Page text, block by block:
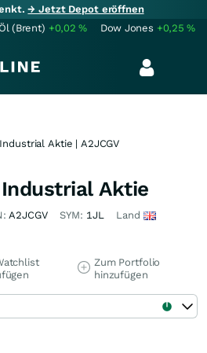
→ Jetzt Depot eröffnen
Öl (Brent) +0,02% Dow Jones +0,25%
Aktie | A2JCGV
Aktie
A2JCGV SYM: 1JL Land
Zum Portfolio
hinzufügen